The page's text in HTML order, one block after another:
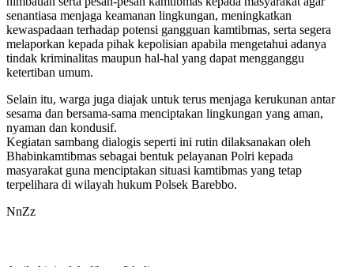
senantiasa menjaga keamanan lingkungan, meningkatkan
kewaspadaan terhadap potensi gangguan kamtibmas, serta segera
melaporkan kepada pihak kepolisian apabila mengetahui adanya
tindak kriminalitas maupun hal-hal yang dapat mengganggu
ketertiban umum.
Selain itu, warga juga diajak untuk terus menjaga kerukunan antar
sesama dan bersama-sama menciptakan lingkungan yang aman,
nyaman dan kondusif.
Kegiatan sambang dialogis seperti ini rutin dilaksanakan oleh
Bhabinkamtibmas sebagai bentuk pelayanan Polri kepada
masyarakat guna menciptakan situasi kamtibmas yang tetap
terpelihara di wilayah hukum Polsek Barebbo.
NnZz